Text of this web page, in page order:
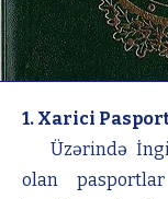
1. Xarici
Üzərində
olan